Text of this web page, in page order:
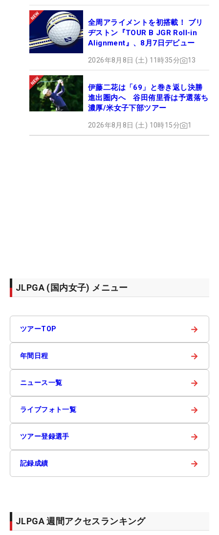
全周アライメントを初搭載！ ブリ
ヂストン『TOUR B JGR Roll-in
Alignment』、8月7日デビュー
2026年8月8日 (土) 11時35分 13
伊藤二花は「69」と巻き返し決勝
進出圏内へ 谷田侑里香は予選落ち
濃厚/米女子下部ツアー
2026年8月8日 (土) 10時15分 1
JLPGA (国内女子) メニュー
ツアーTOP →
年間日程 →
ニュース一覧 →
ライブフォト一覧 →
ツアー登録選手 →
記録成績 →
JLPGA 週間アクセスランキング